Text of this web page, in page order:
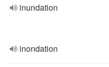
inundation
inondation